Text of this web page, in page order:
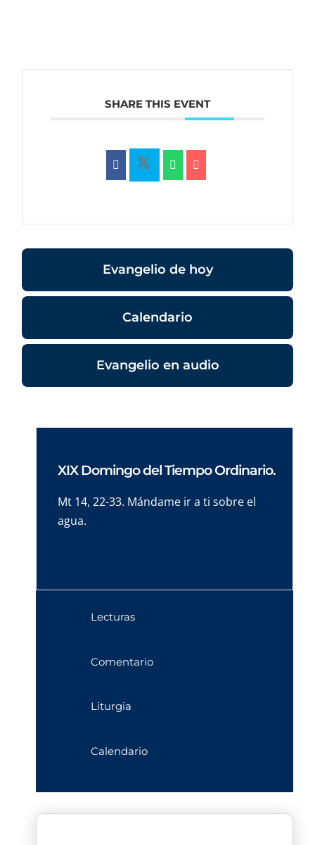
SHARE THIS EVENT
Evangelio de hoy
Calendario
Evangelio en audio
XIX Domingo del Tiempo Ordinario.
Mt 14, 22-33. Mándame ir a ti sobre el
agua.
Lecturas
Comentario
Liturgia
Calendario